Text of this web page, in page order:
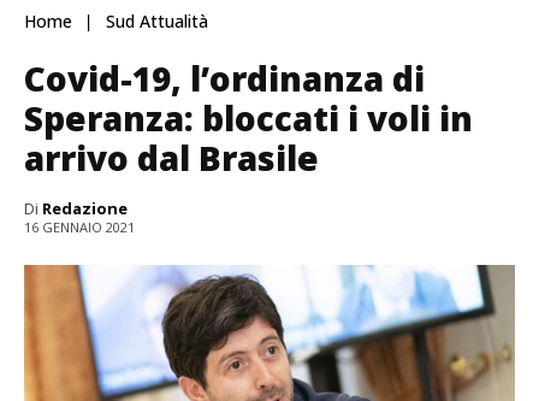
Home Sud Attualità
Covid-19, l’ordinanza di
Speranza: bloccati i voli in
arrivo dal Brasile
Di Redazione
16 GENNAIO 2021